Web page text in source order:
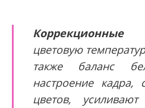
цветовую
также баланс
настроение кадра,
цветов,